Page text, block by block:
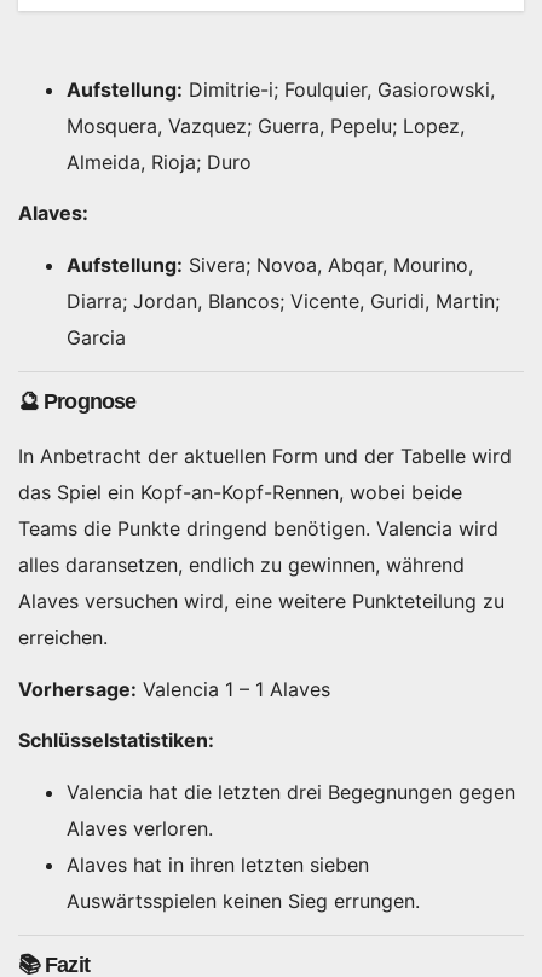
Aufstellung: Dimitrie-i; Foulquier, Gasiorowski,
Mosquera, Vazquez; Guerra, Pepelu; Lopez,
Almeida, Rioja; Duro
Alaves:
Aufstellung: Sivera; Novoa, Abqar, Mourino,
Diarra; Jordan, Blancos; Vicente, Guridi, Martin;
Garcia
🔮 Prognose
In Anbetracht der aktuellen Form und der Tabelle wird
das Spiel ein Kopf-an-Kopf-Rennen, wobei beide
Teams die Punkte dringend benötigen. Valencia wird
alles daransetzen, endlich zu gewinnen, während
Alaves versuchen wird, eine weitere Punkteteilung zu
erreichen.
Vorhersage: Valencia 1 – 1 Alaves
Schlüsselstatistiken:
Valencia hat die letzten drei Begegnungen gegen
Alaves verloren.
Alaves hat in ihren letzten sieben
Auswärtsspielen keinen Sieg errungen.
📚 Fazit